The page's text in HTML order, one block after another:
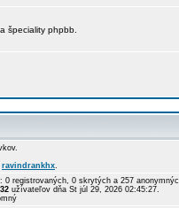
špeciality phpbb.
ravindrankhx.
0 registrovaných, 0 skrytých a 257
užívateľov dňa St júl 29, 2026 02:45:27.